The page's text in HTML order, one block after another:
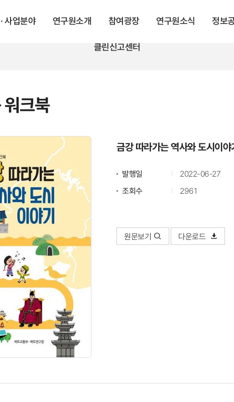
사업분야 연구원소개 참여광장 연구원소식 정보
클린신고센터
워크북
금강 따라가는 역사와 도시이야
발행일
2022-06-27
조회수
2961
원문보기 다운로드